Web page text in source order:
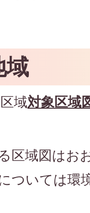
域
域対象区域
区域図はお
ついては環